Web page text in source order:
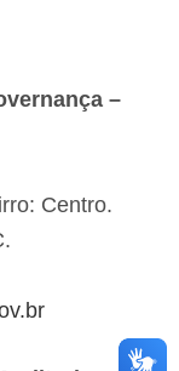
–
Centro.